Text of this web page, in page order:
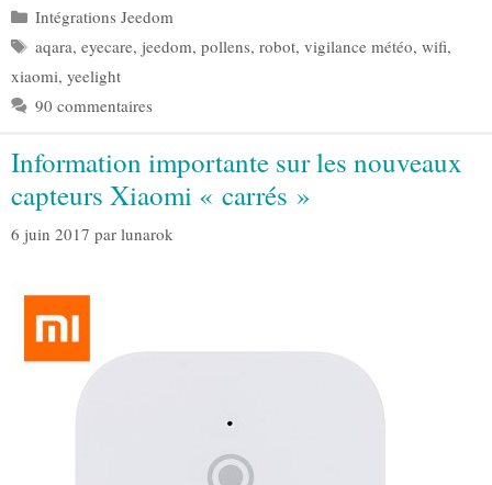
Catégories
Intégrations Jeedom
Étiquettes
aqara, eyecare, jeedom, pollens, robot, vigilance météo, wifi,
xiaomi, yeelight
90 commentaires
Information importante sur les nouveaux
capteurs Xiaomi « carrés »
6 juin 2017 par lunarok